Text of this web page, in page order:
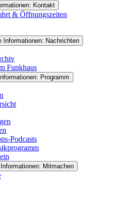
Kontakt
& Öffnungszeiten
Informationen: Nachrichten
Funkhaus
Programm
Podcasts
Mitmachen